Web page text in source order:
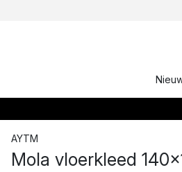
AYTM
Mola vloerkleed